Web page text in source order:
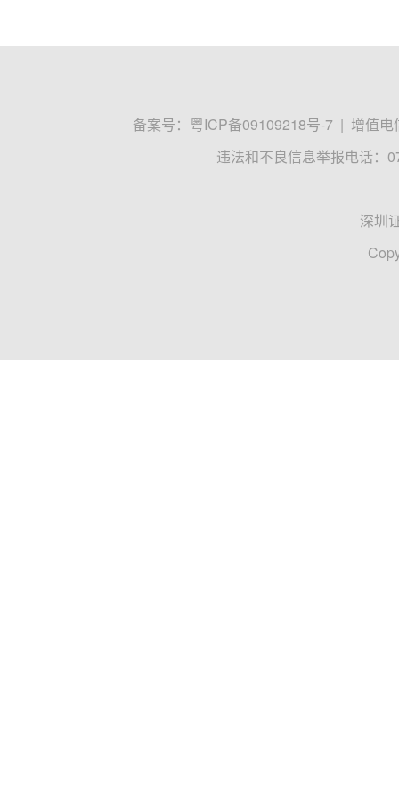
备案号： 粤ICP备09109218号-7 | 增值电
违法和不良信息举报电话：
深圳